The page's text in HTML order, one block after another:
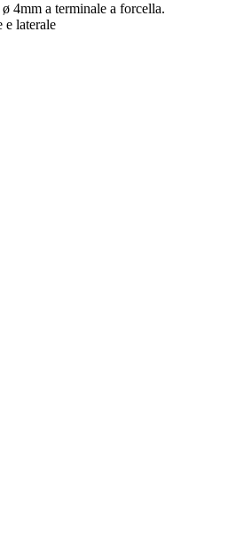
4mm a terminale a forcella.
e laterale